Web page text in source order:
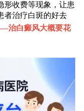
形收费等现象，让患
者治疗白斑的好去
治白癜风大概要花